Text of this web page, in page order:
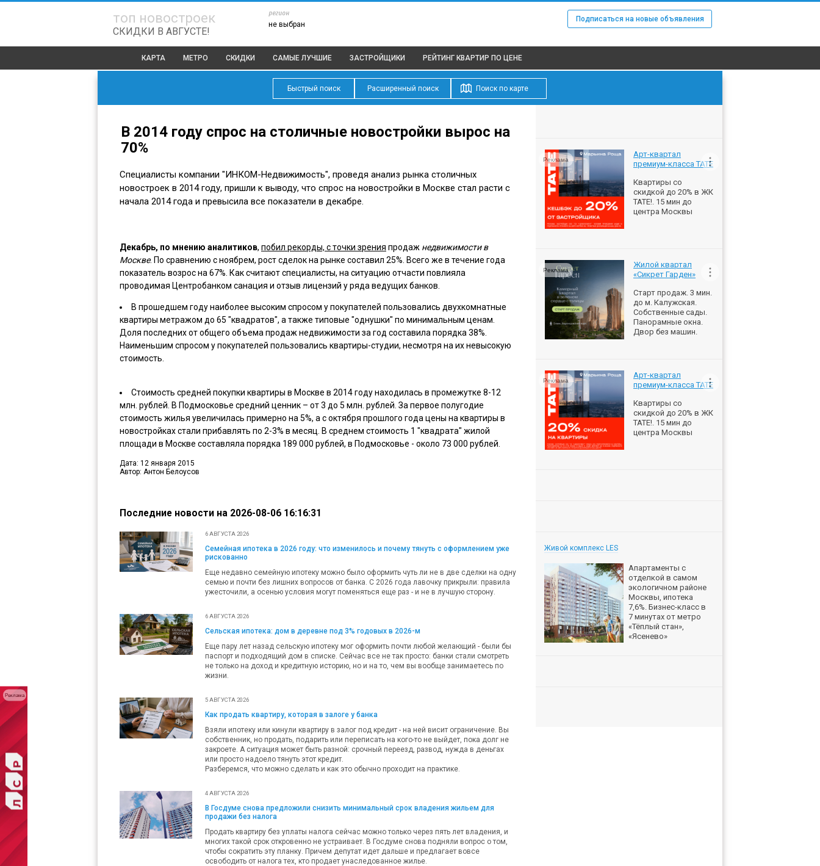
топ новостроек
СКИДКИ В АВГУСТЕ!
регион
не выбран
Подписаться на новые объявления
КАРТА МЕТРО СКИДКИ САМЫЕ ЛУЧШИЕ ЗАСТРОЙЩИКИ РЕЙТИНГ КВАРТИР ПО ЦЕНЕ
Быстрый поиск Расширенный поиск Поиск по карте
В 2014 году спрос на столичные новостройки вырос на
70%
Специалисты компании "ИНКОМ-Недвижимость", проведя анализ рынка столичных
новостроек в 2014 году, пришли к выводу, что спрос на новостройки в Москве стал расти с
начала 2014 года и превысила все показатели в декабре.
Декабрь, по мнению аналитиков, побил рекорды, с точки зрения продаж недвижимости в
Москве. По сравнению с ноябрем, рост сделок на рынке составил 25%. Всего же в течение года
показатель возрос на 67%. Как считают специалисты, на ситуацию отчасти повлияла
проводимая Центробанком санация и отзыв лицензий у ряда ведущих банков.
В прошедшем году наиболее высоким спросом у покупателей пользовались двухкомнатные
квартиры метражом до 65 "квадратов", а также типовые "однушки" по минимальным ценам.
Доля последних от общего объема продаж недвижимости за год составила порядка 38%.
Наименьшим спросом у покупателей пользовались квартиры-студии, несмотря на их невысокую
стоимость.
Стоимость средней покупки квартиры в Москве в 2014 году находилась в промежутке 8-12
млн. рублей. В Подмосковье средний ценник – от 3 до 5 млн. рублей. За первое полугодие
стоимость жилья увеличилась примерно на 5%, а с октября прошлого года цены на квартиры в
новостройках стали прибавлять по 2-3% в месяц. В среднем стоимость 1 "квадрата" жилой
площади в Москве составляла порядка 189 000 рублей, в Подмосковье - около 73 000 рублей.
Дата: 12 января 2015
Автор: Антон Белоусов
Последние новости на 2026-08-06 16:16:31
6 АВГУСТА 2026
Семейная ипотека в 2026 году: что изменилось и почему тянуть с оформлением уже
рискованно
Еще недавно семейную ипотеку можно было оформить чуть ли не в две сделки на одну
семью и почти без лишних вопросов от банка. С 2026 года лавочку прикрыли: правила
ужесточили, а осенью условия могут поменяться еще раз - и не в лучшую сторону.
6 АВГУСТА 2026
Сельская ипотека: дом в деревне под 3% годовых в 2026-м
Еще пару лет назад сельскую ипотеку мог оформить почти любой желающий - были бы
паспорт и подходящий дом в списке. Сейчас все не так просто: банки стали смотреть
не только на доход и кредитную историю, но и на то, чем вы вообще занимаетесь по
жизни.
5 АВГУСТА 2026
Как продать квартиру, которая в залоге у банка
Взяли ипотеку или кинули квартиру в залог под кредит - на ней висит ограничение. Вы
собственник, но продать, подарить или переписать на кого-то не выйдет, пока долг не
закроете. А ситуация может быть разной: срочный переезд, развод, нужда в деньгах
или просто надоело тянуть этот кредит.
Разберемся, что можно сделать и как это обычно проходит на практике.
4 АВГУСТА 2026
В Госдуме снова предложили снизить минимальный срок владения жильем для
продажи без налога
Продать квартиру без уплаты налога сейчас можно только через пять лет владения, и
многих такой срок откровенно не устраивает. В Госдуме снова подняли вопрос о том,
чтобы сократить эту планку. Причем депутат идет дальше и предлагает вовсе
освободить от налога тех, кто продает унаследованное жилье.
Реклама
Арт-квартал
премиум-класса ТАТЕ
Квартиры со
скидкой до 20% в ЖК
ТАТЕ!. 15 мин до
центра Москвы
Реклама
Жилой квартал
«Сикрет Гарден»
Старт продаж. 3 мин.
до м. Калужская.
Собственные сады.
Панорамные окна.
Двор без машин.
Реклама
Арт-квартал
премиум-класса ТАТЕ
Квартиры со
скидкой до 20% в ЖК
ТАТЕ!. 15 мин до
центра Москвы
Реклама
Живой комплекс LES
Апартаменты с
отделкой в самом
экологичном районе
Москвы, ипотека
7,6%. Бизнес-класс в
7 минутах от метро
«Тёплый стан»,
«Ясенево»